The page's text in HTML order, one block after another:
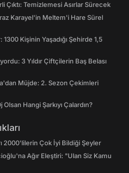
Çıktı: Temizlemesi Asırlar Sürecek
Karayel'in Meltem'i Hare Sürel
Kişinin Yaşadığı Şehirde 1,5
3 Yıldır Çiftçilerin Baş Belası
Müjde: 2. Sezon Çekimleri
Hangi Şarkıyı Çalardın?
2000'lilerin Çok İyi Bildiği Şeyler
Ağır Eleştiri: "Ulan Siz Kamu